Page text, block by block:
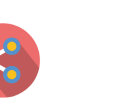
interactivas y videojuegos
innovación y engagement
y audiencias.